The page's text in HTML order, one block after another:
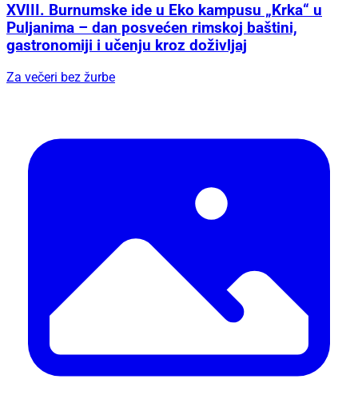
XVIII. Burnumske ide u Eko kampusu „Krka“ u
Puljanima – dan posvećen rimskoj baštini,
gastronomiji i učenju kroz doživljaj
Za večeri bez žurbe